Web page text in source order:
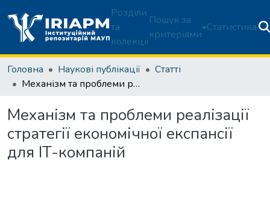
Розділи
та
колекції
Пошук за
критеріями
Статистика
Головна Наукові публікації
Статті
Механізм та проблеми реалізації стратегії економічної експансії для IT-компаній
Механізм та проблеми реалізації
стратегії економічної експансії
для IT-компаній